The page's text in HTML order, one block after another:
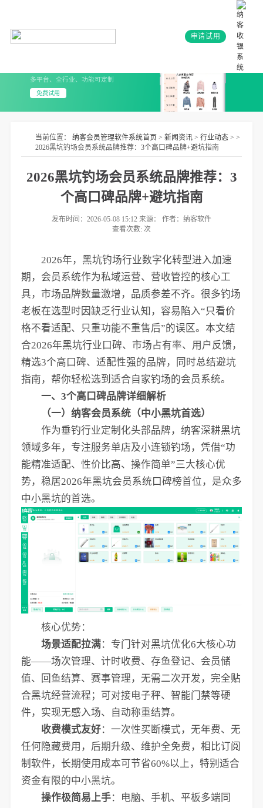
申请试用
多平台、全行业、功能可定制
免费试用
当前位置： 纳客会员管理软件系统首页> 新闻资讯> 行业动态> >
2026黑坑钓场会员系统品牌推荐：3个高口碑品牌+避坑指南
2026黑坑钓场会员系统品牌推荐：3
个高口碑品牌+避坑指南
发布时间：2026-05-08 15:12 来源： 作者：纳客软件
查看次数: 次
2026年，黑坑钓场行业数字化转型进入加速
期，会员系统作为私域运营、营收管控的核心工
具，市场品牌数量激增，品质参差不齐。很多钓场
老板在选型时因缺乏行业认知，容易陷入“只看价
格不看适配、只重功能不重售后”的误区。本文结
合2026年黑坑行业口碑、市场占有率、用户反馈，
精选3个高口碑、适配性强的品牌，同时总结避坑
指南，帮你轻松选到适合自家钓场的会员系统。
一、3个高口碑品牌详细解析
（一）纳客会员系统（中小黑坑首选）
作为垂钓行业定制化头部品牌，纳客深耕黑坑
领域多年，专注服务单店及小连锁钓场，凭借“功
能精准适配、性价比高、操作简单”三大核心优
势，稳居2026年黑坑会员系统口碑榜首位，是众多
中小黑坑的首选。
核心优势：
场景适配拉满：专门针对黑坑优化6大核心功
能——场次管理、计时收费、存鱼登记、会员储
值、回鱼结算、赛事管理，无需二次开发，完全贴
合黑坑经营流程；可对接电子秤、智能门禁等硬
件，实现无感入场、自动称重结算。
收费模式友好：一次性买断模式，无年费、无
任何隐藏费用，后期升级、维护全免费，相比订阅
制软件，长期使用成本可节省60%以上，特别适合
资金有限的中小黑坑。
操作极简易上手：电脑、手机、平板多端同